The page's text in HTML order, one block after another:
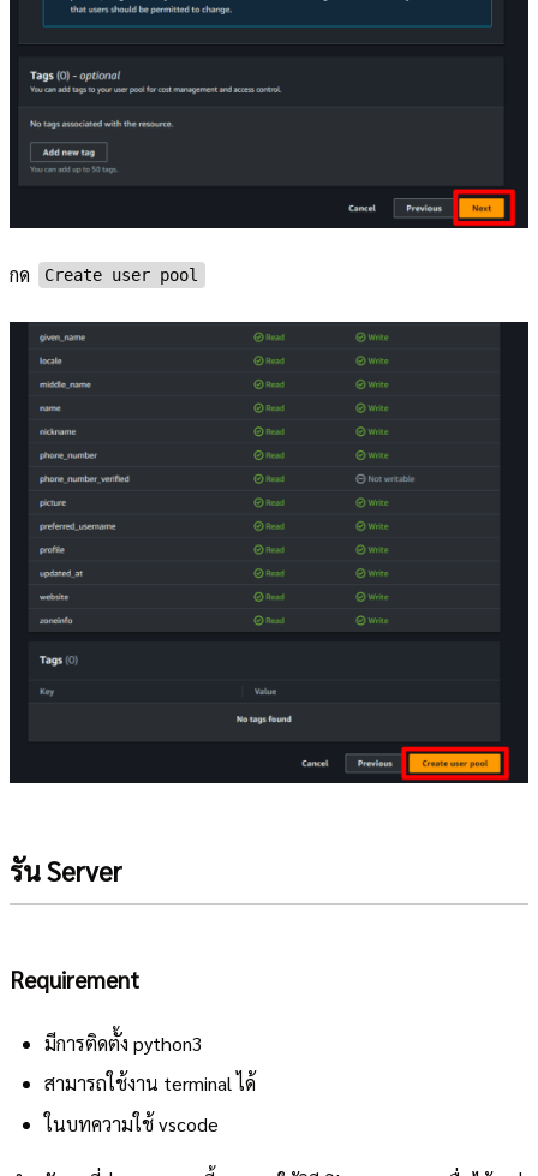
กด Create user pool
รัน Server
Requirement
มีการติดตั้ง python3
สามารถใช้งาน terminal ได้
ในบทความใช้ vscode